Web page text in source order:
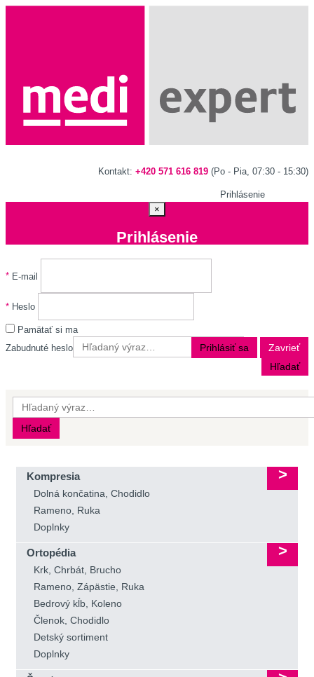
Kontakt: +420 571 616 819 (Po - Pia, 07:30 - 15:30)
Prihlásenie
×
Prihlásenie
* E-mail
* Heslo
Pamätať si ma
Zabudnuté heslo
Prihlásiť sa
Zavrieť
Hľadať
Hľadať
Kompresia
Dolná končatina, Chodidlo
Rameno, Ruka
Doplnky
Ortopédia
Krk, Chrbát, Brucho
Rameno, Zápästie, Ruka
Bedrový kĺb, Koleno
Členok, Chodidlo
Detský sortiment
Doplnky